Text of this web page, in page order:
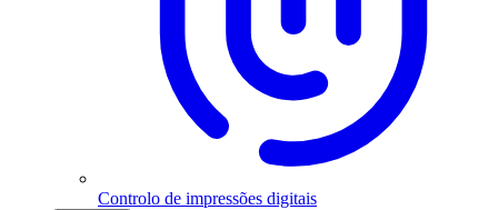
Controlo de impressões digitais